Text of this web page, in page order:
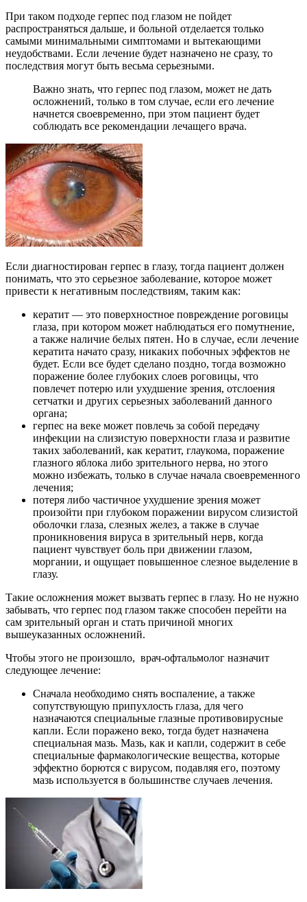
При таком подходе герпес под глазом не пойдет
распространяться дальше, и больной отделается только
самыми минимальными симптомами и вытекающими
неудобствами. Если лечение будет назначено не сразу, то
последствия могут быть весьма серьезными.
Важно знать, что герпес под глазом, может не дать
осложнений, только в том случае, если его лечение
начнется своевременно, при этом пациент будет
соблюдать все рекомендации лечащего врача.
Если диагностирован герпес в глазу, тогда пациент должен
понимать, что это серьезное заболевание, которое может
привести к негативным последствиям, таким как:
кератит — это поверхностное повреждение роговицы
глаза, при котором может наблюдаться его помутнение,
а также наличие белых пятен. Но в случае, если лечение
кератита начато сразу, никаких побочных эффектов не
будет. Если все будет сделано поздно, тогда возможно
поражение более глубоких слоев роговицы, что
повлечет потерю или ухудшение зрения, отслоения
сетчатки и других серьезных заболеваний данного
органа;
герпес на веке может повлечь за собой передачу
инфекции на слизистую поверхности глаза и развитие
таких заболеваний, как кератит, глаукома, поражение
глазного яблока либо зрительного нерва, но этого
можно избежать, только в случае начала своевременного
лечения;
потеря либо частичное ухудшение зрения может
произойти при глубоком поражении вирусом слизистой
оболочки глаза, слезных желез, а также в случае
проникновения вируса в зрительный нерв, когда
пациент чувствует боль при движении глазом,
моргании, и ощущает повышенное слезное выделение в
глазу.
Такие осложнения может вызвать герпес в глазу. Но не нужно
забывать, что герпес под глазом также способен перейти на
сам зрительный орган и стать причиной многих
вышеуказанных осложнений.
Чтобы этого не произошло, врач-офтальмолог назначит
следующее лечение:
Сначала необходимо снять воспаление, а также
сопутствующую припухлость глаза, для чего
назначаются специальные глазные противовирусные
капли. Если поражено веко, тогда будет назначена
специальная мазь. Мазь, как и капли, содержит в себе
специальные фармакологические вещества, которые
эффектно борются с вирусом, подавляя его, поэтому
мазь используется в большинстве случаев лечения.